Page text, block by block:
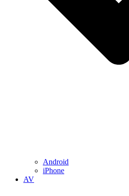
Android
iPhone
AV